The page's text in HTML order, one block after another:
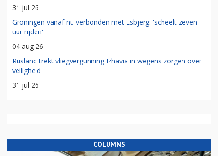
31 jul 26
Groningen vanaf nu verbonden met Esbjerg: 'scheelt zeven
uur rijden'
04 aug 26
Rusland trekt vliegvergunning Izhavia in wegens zorgen over
veiligheid
31 jul 26
COLUMNS